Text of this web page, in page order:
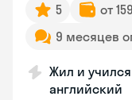
5
от
9 месяцев
Жил и
английский